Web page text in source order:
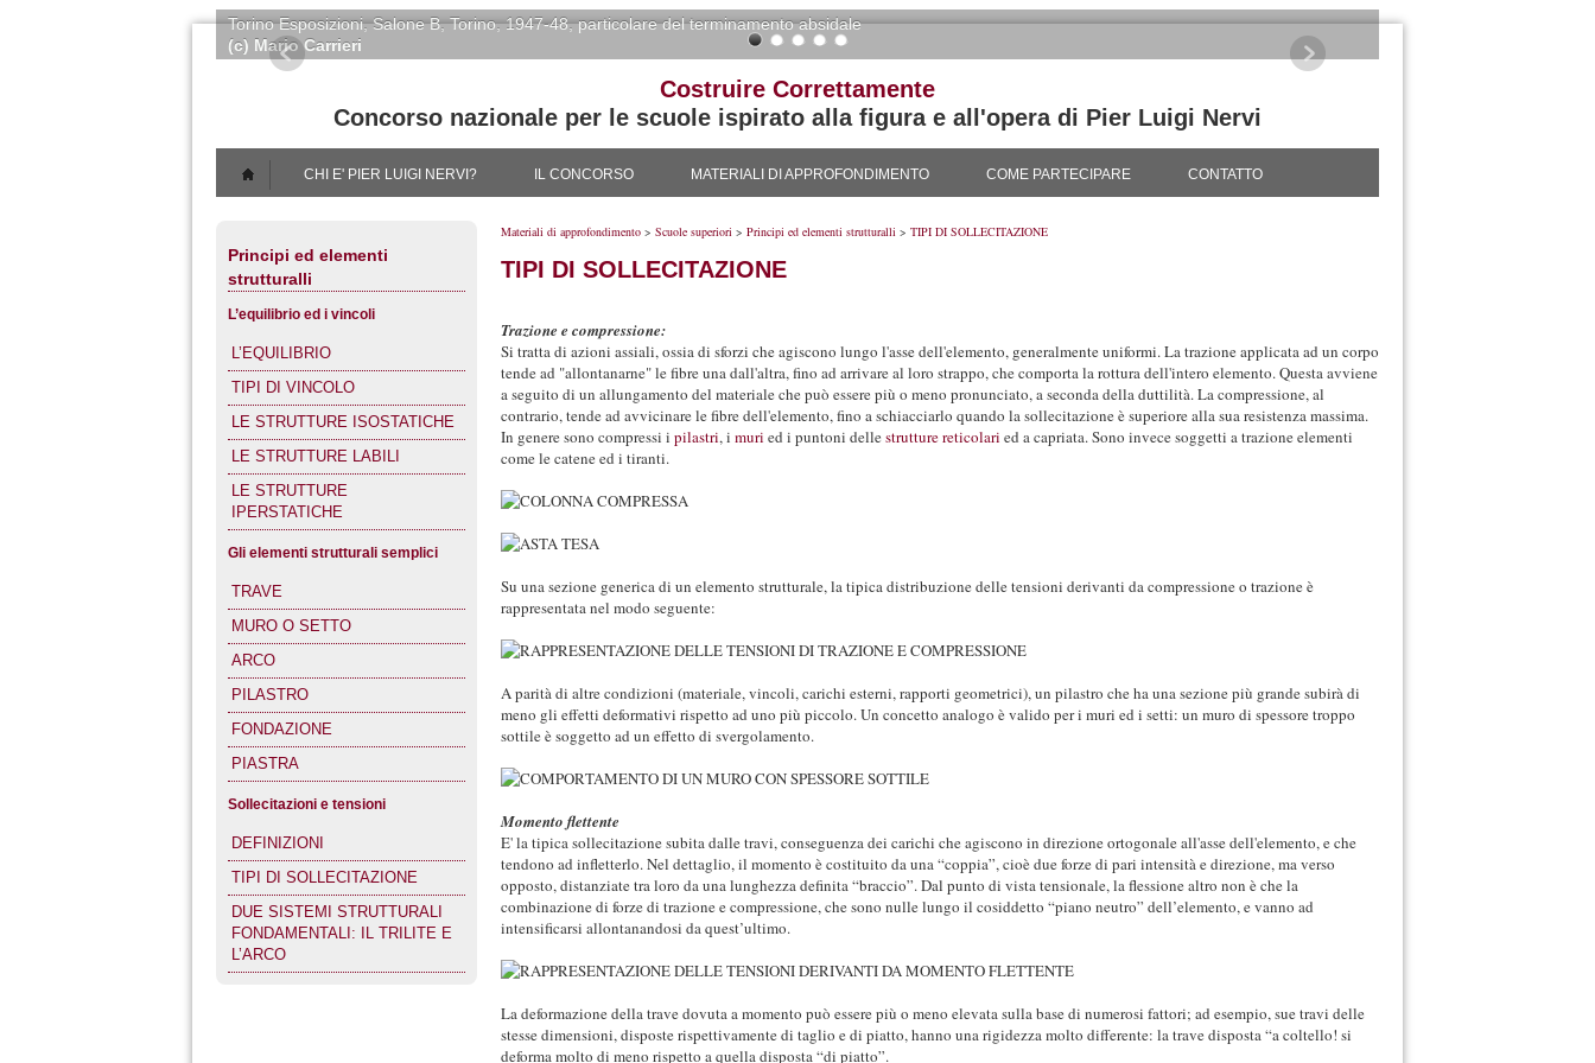
Torino Esposizioni, Salone B, Torino, 1947-48, particolare del terminamento absidale
(c) Mario Carrieri
Costruire Correttamente
Concorso nazionale per le scuole ispirato alla figura e all'opera di Pier Luigi Nervi
CHI E' PIER LUIGI NERVI? IL CONCORSO MATERIALI DI APPROFONDIMENTO COME PARTECIPARE CONTATTO
Principi ed elementi
strutturalli
L’equilibrio ed i vincoli
L’EQUILIBRIO
TIPI DI VINCOLO
LE STRUTTURE ISOSTATICHE
LE STRUTTURE LABILI
LE STRUTTURE
IPERSTATICHE
Gli elementi strutturali semplici
TRAVE
MURO O SETTO
ARCO
PILASTRO
FONDAZIONE
PIASTRA
Sollecitazioni e tensioni
DEFINIZIONI
TIPI DI SOLLECITAZIONE
DUE SISTEMI STRUTTURALI
FONDAMENTALI: IL TRILITE E
L’ARCO
Materiali di approfondimento > Scuole superiori > Principi ed elementi strutturalli > TIPI DI SOLLECITAZIONE
TIPI DI SOLLECITAZIONE
Trazione e compressione:
Si tratta di azioni assiali, ossia di sforzi che agiscono lungo l'asse dell'elemento, generalmente uniformi. La trazione applicata ad un corpo
tende ad "allontanarne" le fibre una dall'altra, fino ad arrivare al loro strappo, che comporta la rottura dell'intero elemento. Questa avviene
a seguito di un allungamento del materiale che può essere più o meno pronunciato, a seconda della duttilità. La compressione, al
contrario, tende ad avvicinare le fibre dell'elemento, fino a schiacciarlo quando la sollecitazione è superiore alla sua resistenza massima.
In genere sono compressi i pilastri, i muri ed i puntoni dellestrutture reticolari ed a capriata. Sono invece soggetti a trazione elementi
come le catene ed i tiranti.
Su una sezione generica di un elemento strutturale, la tipica distribuzione delle tensioni derivanti da compressione o trazione è
rappresentata nel modo seguente:
A parità di altre condizioni (materiale, vincoli, carichi esterni, rapporti geometrici), un pilastro che ha una sezione più grande subirà di
meno gli effetti deformativi rispetto ad uno più piccolo. Un concetto analogo è valido per i muri ed i setti: un muro di spessore troppo
sottile è soggetto ad un effetto di svergolamento.
Momento flettente
E' la tipica sollecitazione subita dalle travi, conseguenza dei carichi che agiscono in direzione ortogonale all'asse dell'elemento, e che
tendono ad infletterlo. Nel dettaglio, il momento è costituito da una “coppia”, cioè due forze di pari intensità e direzione, ma verso
opposto, distanziate tra loro da una lunghezza definita “braccio”. Dal punto di vista tensionale, la flessione altro non è che la
combinazione di forze di trazione e compressione, che sono nulle lungo il cosiddetto “piano neutro” dell’elemento, e vanno ad
intensificarsi allontanandosi da quest’ultimo.
La deformazione della trave dovuta a momento può essere più o meno elevata sulla base di numerosi fattori; ad esempio, sue travi delle
stesse dimensioni, disposte rispettivamente di taglio e di piatto, hanno una rigidezza molto differente: la trave disposta “a coltello! si
deforma molto di meno rispetto a quella disposta “di piatto”.